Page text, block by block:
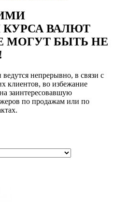
ВАЛЮТ
МОГУТ БЫТЬ НЕ
непрерывно, в связи с
клиентов, во избежание
заинтересовавшую
по продажам или по